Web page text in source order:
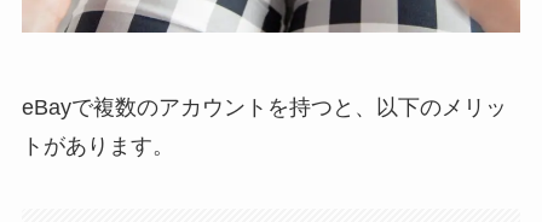
eBayで複数のアカウントを持つと、以下のメリッ
トがあります。